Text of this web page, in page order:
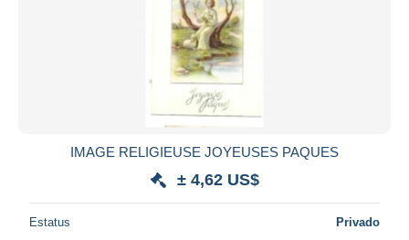
IMAGE RELIGIEUSE JOYEUSES PAQUES
± 4,62 US$
Estatus Privado